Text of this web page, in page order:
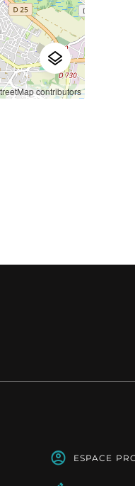
contributors
ESPACE